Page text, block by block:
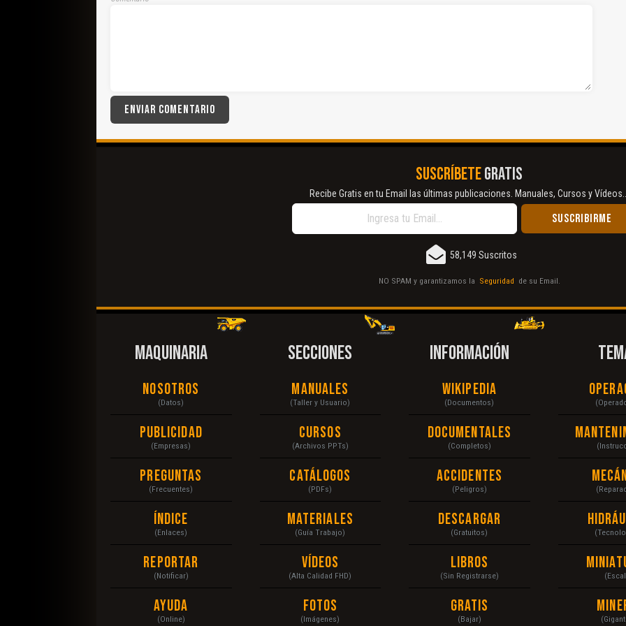
SUSCRÍBETEGRATIS
Recibe Gratis en tu Email las últimas publicaciones. Manuales, Cursos y
58,149 Suscritos
NO SPAM y garantizamos la Seguridad de su Email.
MAQUINARIA
Nosotros
(Datos)
Publicidad
(Empresas)
Preguntas
(Frecuentes)
Índice
(Enlaces)
Reportar
(Notificar)
Ayuda
(Online)
SECCIONES
Manuales
(Taller y Usuario)
Cursos
(Archivos PPTs)
Catálogos
(PDFs)
Materiales
(Guía Trabajo)
Vídeos
(Alta Calidad FHD)
Fotos
(Imágenes)
INFORMACIÓN
Wikipedia
(Documentos)
Documentales
(Completos)
Accidentes
(Peligros)
Descargar
(Gratuitos)
Libros
(Sin Registrarse)
Gratis
(Bajar)